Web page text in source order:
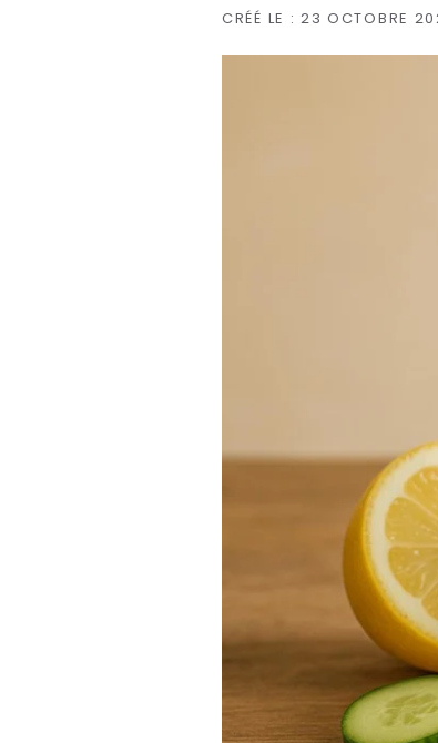
CRÉÉ LE : 23 OCTOBRE